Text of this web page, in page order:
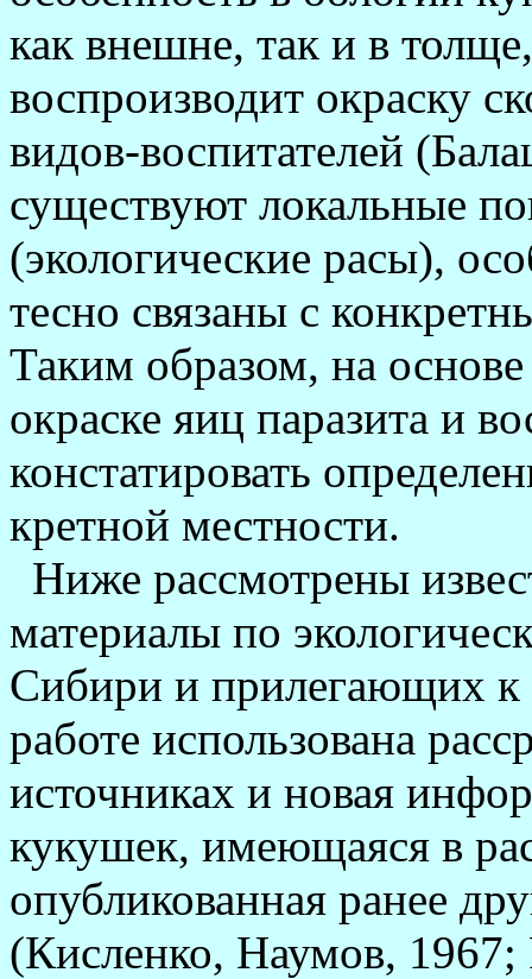
как внешне, так и в
воспроизводит окраску
видов-воспитателей
существуют локальные
(экологические расы),
тесно связаны с
Таким образом, на
окраске яиц паразита и
констатировать
кретной местности.
Ниже рассмотрены
материалы по
Сибири и прилегающих к
работе использована
источниках и новая
кукушек, имеющаяся в
опубликованная ранее
(Кисленко, Наумов,